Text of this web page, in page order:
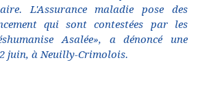
L'Assurance maladie pose des
qui sont contestées par les
Asalée», a dénoncé une
juin, à Neuilly-Crimolois.